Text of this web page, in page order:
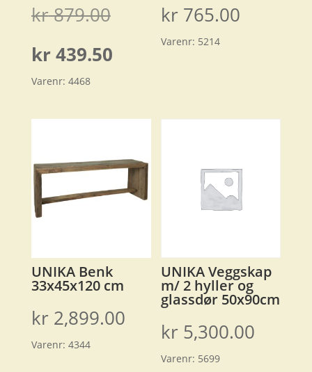
kr879.00Opprinnelig
pris
kr 879.00.
kr439.50Nåværende
er:
kr 439.50.
Varenr: 4468
kr 765.00
Varenr: 5214
UNIKA Benk
33x45x120 cm
kr 2,899.00
Varenr: 4344
UNIKA Veggskap
m/ 2 hyller og
glassdør 50x90cm
kr 5,300.00
Varenr: 5699